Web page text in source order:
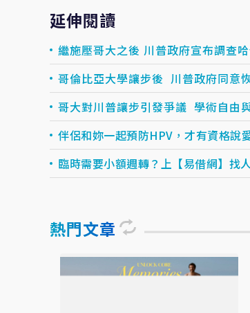
延伸閱讀
繼施壓哥大之後 川普政府宣布調查
哥倫比亞大學讓步後 川普政府同意
哥大對川普讓步引發爭議 學術自由
伴侶和妳一起預防HPV，才有資格說
臨時需要小額週轉？上【易借網】找
熱門文章